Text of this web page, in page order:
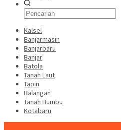
Kalsel
Banjarmasin
Banjarbaru
Banjar
Batola
Tanah Laut
Tapin
Balangan
Tanah Bumbu
Kotabaru